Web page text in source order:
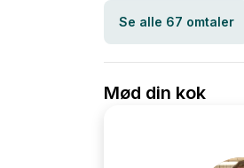
Se alle 67 omtaler
Mød din kok